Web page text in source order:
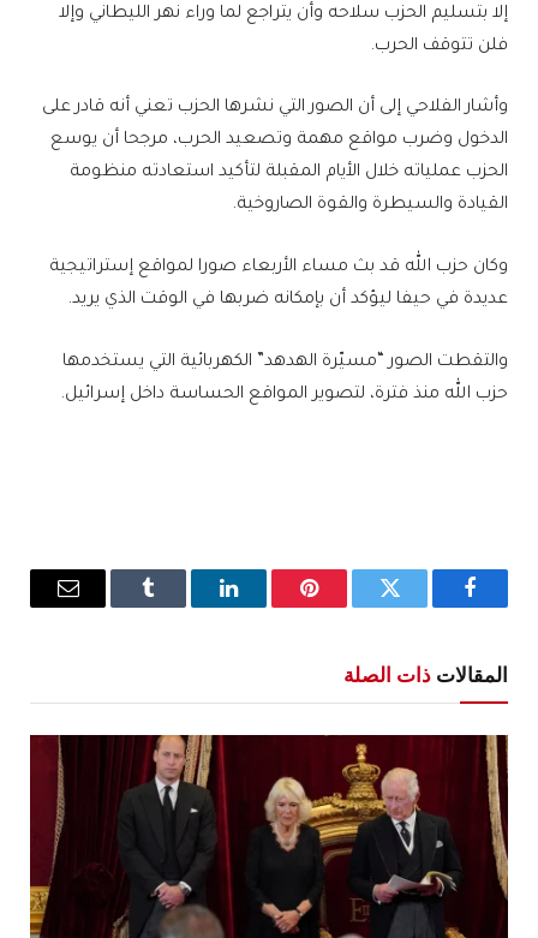
إلا بتسليم الحزب سلاحه وأن يتراجع لما وراء نهر الليطاني وإلا
فلن تتوقف الحرب.
وأشار الفلاحي إلى أن الصور التي نشرها الحزب تعني أنه قادر على
الدخول وضرب مواقع مهمة وتصعيد الحرب، مرجحا أن يوسع
الحزب عملياته خلال الأيام المقبلة لتأكيد استعادته منظومة
القيادة والسيطرة والقوة الصاروخية.
وكان حزب الله قد بث مساء الأربعاء صورا لمواقع إستراتيجية
عديدة في حيفا ليؤكد أن بإمكانه ضربها في الوقت الذي يريد.
والتقطت الصور “مسيّرة الهدهد” الكهربائية التي يستخدمها
حزب الله منذ فترة، لتصوير المواقع الحساسة داخل إسرائيل.
فيسبوك تويتر بينتيريستلينكدإن Tumblr
البريد
المقالات ذات الصلة